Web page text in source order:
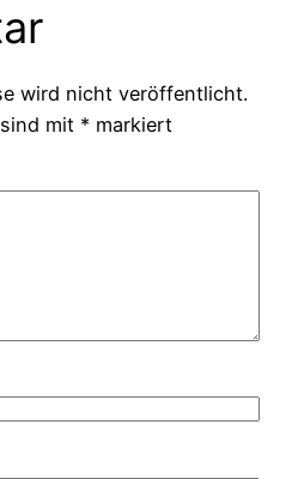
wird nicht veröffentlicht.
mit * markiert